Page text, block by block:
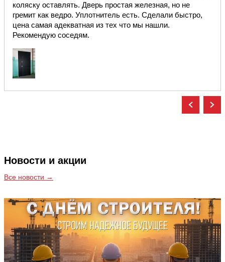
коляску оставлять. Дверь простая железная, но не
гремит как ведро. Уплотнитель есть. Сделали быстро,
цена самая адекватная из тех что мы нашли.
Рекомендую соседям.
Новости и акции
Все новости →